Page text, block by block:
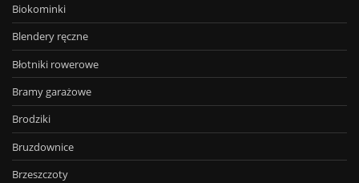
Biokominki
Blendery ręczne
Błotniki rowerowe
Bramy garażowe
Brodziki
Bruzdownice
Brzeszczoty